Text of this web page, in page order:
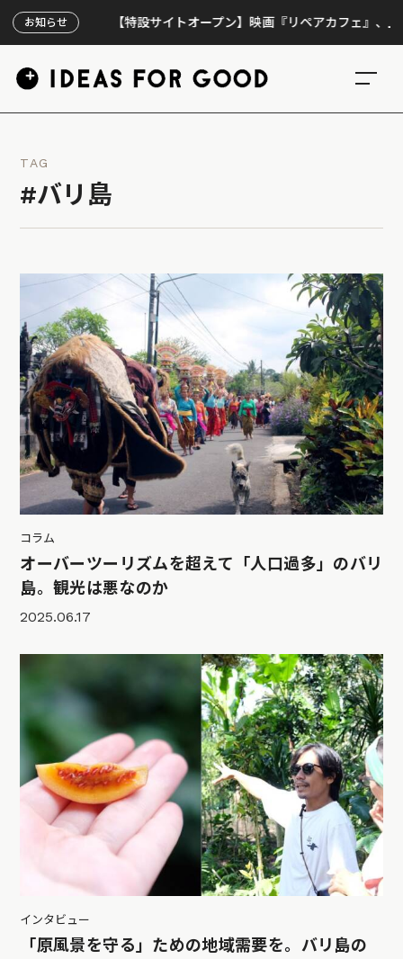
お知らせ【特設サイトオープン】映画『リペアカフェ』、上映300回
TAG
#バリ島
コラム
オーバーツーリズムを超えて「人口過多」のバリ
島。観光は悪なのか
2025.06.17
インタビュー
「原風景を守る」ための地域需要を。バリ島の